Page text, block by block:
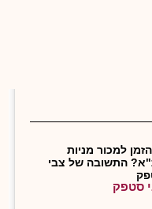
למכור מניות
התשובה של צבי
סטפק